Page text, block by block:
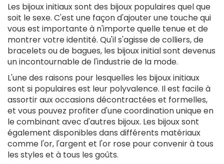
Les bijoux initiaux sont des bijoux populaires quel que
soit le sexe. C'est une façon d'ajouter une touche qui
vous est importante à n'importe quelle tenue et de
montrer votre identité. Qu'il s'agisse de colliers, de
bracelets ou de bagues, les bijoux initial sont devenus
un incontournable de l'industrie de la mode.
L'une des raisons pour lesquelles les bijoux initiaux
sont si populaires est leur polyvalence. Il est facile à
assortir aux occasions décontractées et formelles,
et vous pouvez profiter d'une coordination unique en
le combinant avec d'autres bijoux. Les bijoux sont
également disponibles dans différents matériaux
comme l'or, l'argent et l'or rose pour convenir à tous
les styles et à tous les goûts.